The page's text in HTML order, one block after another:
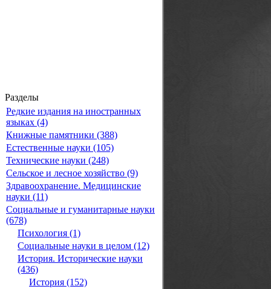
Разделы
Редкие издания на иностранных
языках (4)
Книжные памятники (388)
Естественные науки (105)
Технические науки (248)
Сельское и лесное хозяйство (9)
Здравоохранение. Медицинские
науки (11)
Социальные и гуманитарные науки
(678)
Психология (1)
Социальные науки в целом (12)
История. Исторические науки
(436)
История (152)